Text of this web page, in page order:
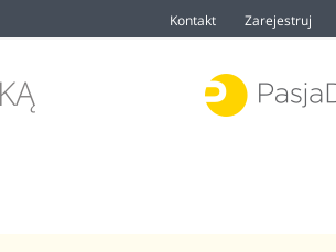
Kontakt Zarejestruj
trójdzielny z płaską główką